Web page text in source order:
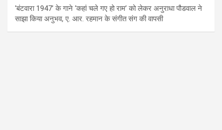
‘बंटवारा 1947’ के गाने ‘कहां चले गए हो राम’ को लेकर अनुराधा पौडवाल ने
साझा किया अनुभव, ए. आर. रहमान के संगीत संग की वापसी